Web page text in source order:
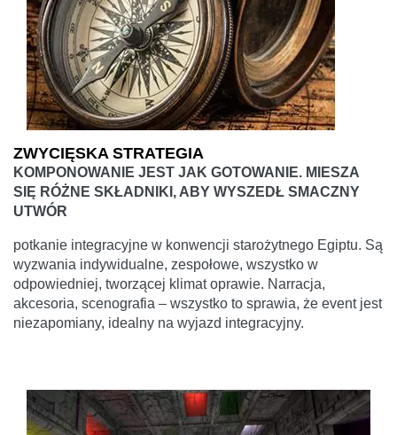
ZWYCIĘSKA STRATEGIA
KOMPONOWANIE JEST JAK GOTOWANIE. MIESZA
SIĘ RÓŻNE SKŁADNIKI, ABY WYSZEDŁ SMACZNY
UTWÓR
potkanie integracyjne w konwencji starożytnego Egiptu. Są
wyzwania indywidualne, zespołowe, wszystko w
odpowiedniej, tworzącej klimat oprawie. Narracja,
akcesoria, scenografia – wszystko to sprawia, że event jest
niezapomiany, idealny na wyjazd integracyjny.